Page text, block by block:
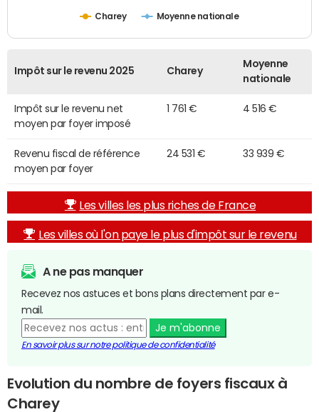
Charey Moyenne nationale
Impôt sur le revenu 2025 Charey
Moyenne
nationale
Impôt sur le revenu net
moyen par foyer imposé
1 761 € 4 516 €
Revenu fiscal de référence
moyen par foyer
24 531 € 33 939 €
Les villes les plus riches de France
Les villes où l'on paye le plus d'impôt sur le revenu
A ne pas manquer
Recevez nos astuces et bons plans directement par e-
mail.
Je m'abonne
En savoir plus sur notre politique de confidentialité
Evolution du nombre de foyers fiscaux à
Charey